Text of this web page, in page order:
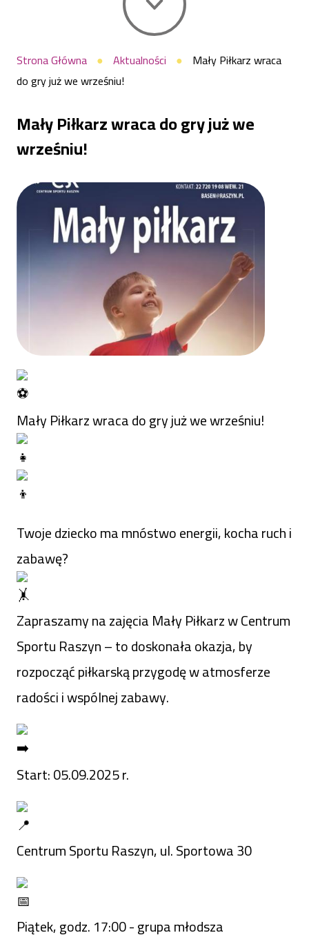
we
wrześniu!
Centrum
Sportu
Raszyn
Ścieżka
nawigacyjna
Strona Główna Aktualności
Mały Piłkarz wraca
do gry już we wrześniu!
Mały Piłkarz wraca do gry już we
wrześniu!
Mały Piłkarz wraca do gry już we wrześniu!
Twoje dziecko ma mnóstwo energii, kocha ruch i
zabawę?
Zapraszamy na zajęcia Mały Piłkarz w Centrum
Sportu Raszyn – to doskonała okazja, by
rozpocząć piłkarską przygodę w atmosferze
radości i wspólnej zabawy.
Start: 05.09.2025 r.
Centrum Sportu Raszyn, ul. Sportowa 30
Piątek, godz. 17:00 - grupa młodsza